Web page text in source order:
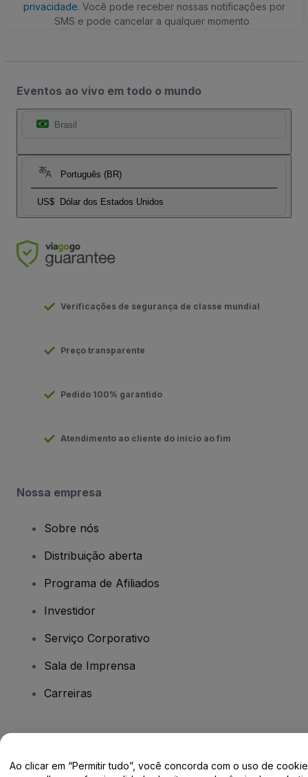
privacidade. Você pode receber nossas notificações por
SMS e pode cancelar a qualquer momento.
Eventos ao vivo em todo o mundo
Brasil
Português (BR)
US$ Dólar dos Estados Unidos
Verificações de segurança de classe mundial
Preço transparente
Pedido 100% garantido
Atendimento ao cliente do início ao fim
Nossa empresa
Sobre nós
Distribuição aberta
Programa de Afiliados
Investidor
Serviço Corporativo
Sala de Imprensa
Carreiras
Ao clicar em “Permitir tudo”, você concorda com o uso de